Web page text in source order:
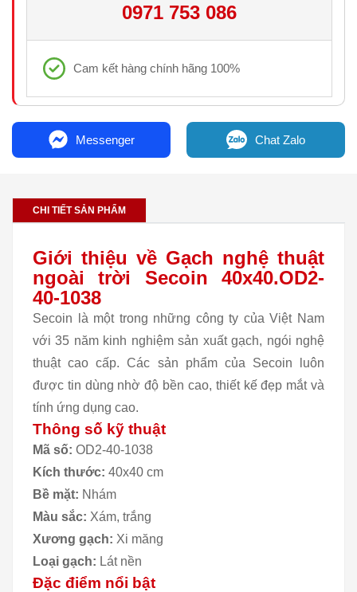
0971 753 086
Cam kết hàng chính hãng 100%
Messenger Chat Zalo
CHI TIẾT SẢN PHẨM
Giới thiệu về Gạch nghệ thuật
ngoài trời Secoin 40x40.OD2-
40-1038
Secoin là một trong những công ty của Việt Nam
với 35 năm kinh nghiệm sản xuất gạch, ngói nghệ
thuật cao cấp. Các sản phẩm của Secoin luôn
được tin dùng nhờ độ bền cao, thiết kế đẹp mắt và
tính ứng dụng cao.
Thông số kỹ thuật
Mã số: OD2-40-1038
Kích thước: 40x40 cm
Bề mặt: Nhám
Màu sắc: Xám, trắng
Xương gạch: Xi măng
Loại gạch: Lát nền
Đặc điểm nổi bật